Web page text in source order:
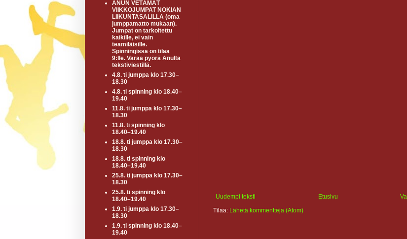
Uudempi teksti
Etusivu
Tilaa: Lähetä kommentteja (Atom)
ANUN VETÄMÄT
VIIKKOJUMPAT NOKIAN
LIIKUNTASALILLA (oma
jumppamatto mukaan).
Jumpat on tarkoitettu
kaikille, ei vain
teamiläisille.
Spinningissä on tilaa
9:lle. Varaa pyörä Anulta
tekstiviestillä.
4.8. ti jumppa klo 17.30–
18.30
4.8. ti spinning klo 18.40–
19.40
11.8. ti jumppa klo 17.30–
18.30
11.8. ti spinning klo
18.40–19.40
18.8. ti jumppa klo 17.30–
18.30
18.8. ti spinning klo
18.40–19.40
25.8. ti jumppa klo 17.30–
18.30
25.8. ti spinning klo
18.40–19.40
1.9. ti jumppa klo 17.30–
18.30
1.9. ti spinning klo 18.40–
19.40